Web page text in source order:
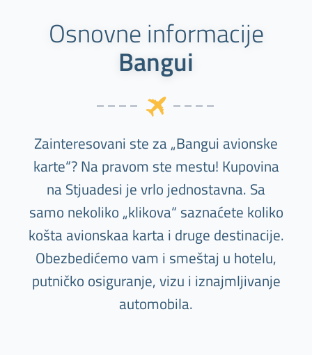
Osnovne informacije
Bangui
Zainteresovani ste za „Bangui avionske
karte“? Na pravom ste mestu! Kupovina
na Stjuadesi je vrlo jednostavna. Sa
samo nekoliko „klikova“ saznaćete koliko
košta avionskaa karta i druge destinacije.
Obezbedićemo vam i smeštaj u hotelu,
putničko osiguranje, vizu i iznajmljivanje
automobila.